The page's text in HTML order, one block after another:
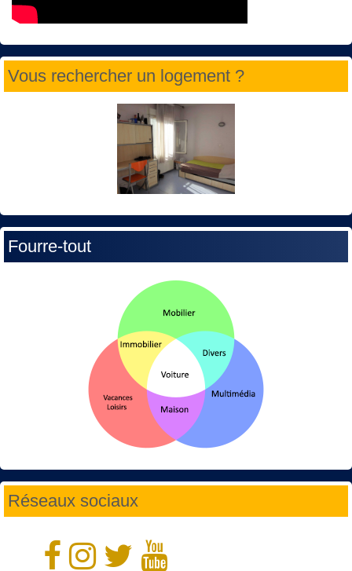
Vous rechercher un logement ?
Fourre-tout
Réseaux sociaux